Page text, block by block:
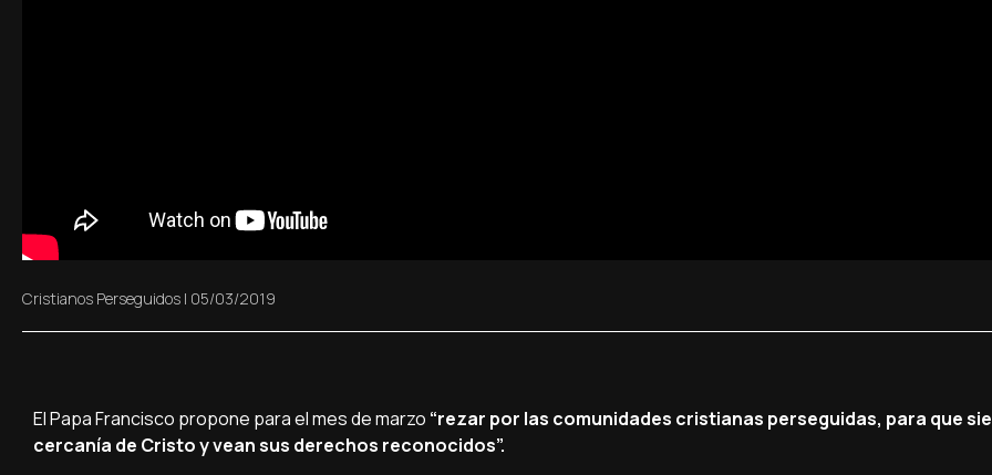
Cristianos Perseguidos | 05/03/2019
El Papa Francisco propone para el mes de marzo “rezar por las comunidades cristianas perseguidas, para que
cercanía de Cristo y vean sus derechos reconocidos”.